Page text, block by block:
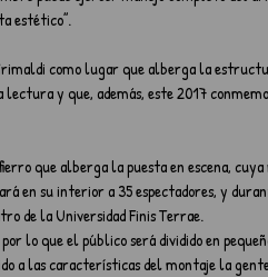
estético”.
como lugar que alberga la
y que, además, este 2017
que alberga la puesta en escena,
en su interior a 35 espectadores, y
de la Universidad Finis Terrae.
lo que el público será dividido en
a las características del montaje la